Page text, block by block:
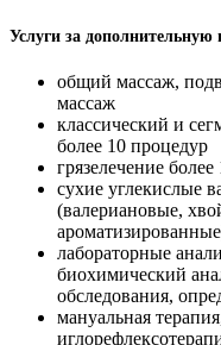
Услуги за дополнительную
общий массаж,
массаж
классический и
более 10 процедур
грязелечение
сухие углекислые
(валериановые,
лабораторные
биохимический
обследования,
мануальная